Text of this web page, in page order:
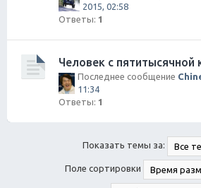
2015, 02:58
Ответы: 1
Человек с пятитысячной
Последнее сообщение
11:34
Ответы: 1
Показать темы за:
Поле сортировки